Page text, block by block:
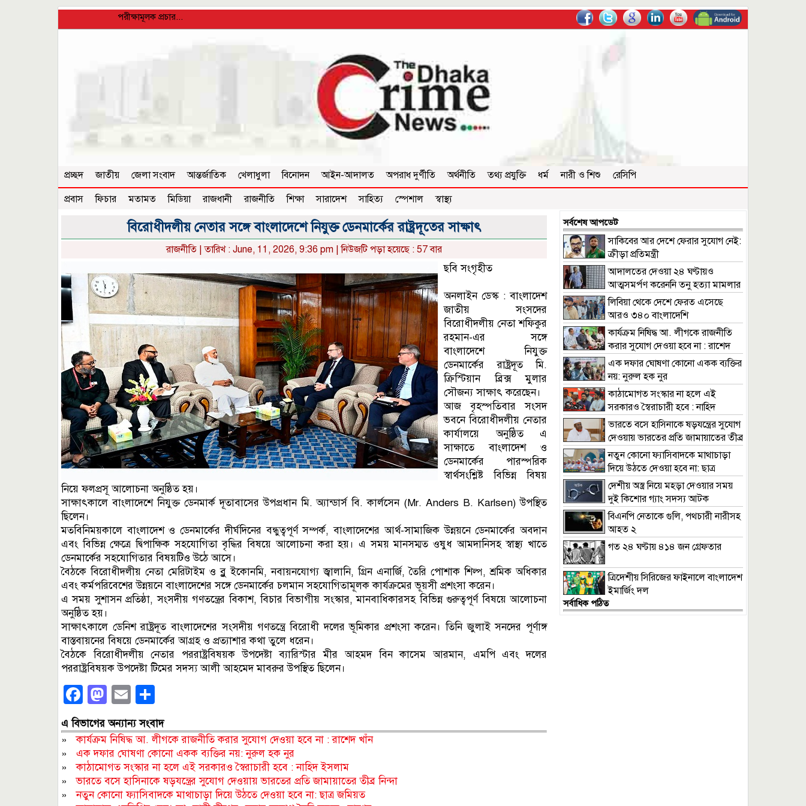
পরীক্ষামূলক প্রচার...
প্রচ্ছদ জাতীয় জেলা সংবাদ আন্তর্জাতিক খেলাধুলা বিনোদন আইন-আদালত অপরাধ দুর্ণীতি অর্থনীতি তথ্য প্রযুক্তি ধর্ম নারী ও শিশু
রেসিপি
প্রবাস
ফিচার মতামত মিডিয়া রাজধানী রাজনীতি শিক্ষা সারাদেশ সাহিত্য স্পেশাল স্বাস্থ্য
বিরোধীদলীয় নেতার সঙ্গে বাংলাদেশে নিযুক্ত ডেনমার্কের রাষ্ট্রদূতের সাক্ষাৎ
রাজনীতি | তারিখ : June, 11, 2026, 9:36 pm | নিউজটি পড়া হয়েছে : 57 বার
ছবি সংগৃহীত
অনলাইন ডেস্ক : বাংলাদেশ
জাতীয় সংসদের
বিরোধীদলীয় নেতা শফিকুর
রহমান-এর সঙ্গে
বাংলাদেশে নিযুক্ত
ডেনমার্কের রাষ্ট্রদূত মি.
ক্রিস্টিয়ান ব্রিক্স মুলার
সৌজন্য সাক্ষাৎ করেছেন।
আজ বৃহস্পতিবার সংসদ
ভবনে বিরোধীদলীয় নেতার
কার্যালয়ে অনুষ্ঠিত এ
সাক্ষাতে বাংলাদেশ ও
ডেনমার্কের পারস্পরিক
স্বার্থসংশ্লিষ্ট বিভিন্ন বিষয়
নিয়ে ফলপ্রসূ আলোচনা অনুষ্ঠিত হয়।
সাক্ষাৎকালে বাংলাদেশে নিযুক্ত ডেনমার্ক দূতাবাসের উপপ্রধান মি. অ্যান্ডার্স বি. কার্লসেন (Mr. Anders B. Karlsen) উপস্থিত
ছিলেন।
মতবিনিময়কালে বাংলাদেশ ও ডেনমার্কের দীর্ঘদিনের বন্ধুত্বপূর্ণ সম্পর্ক, বাংলাদেশের আর্থ-সামাজিক উন্নয়নে ডেনমার্কের অবদান
এবং বিভিন্ন ক্ষেত্রে দ্বিপাক্ষিক সহযোগিতা বৃদ্ধির বিষয়ে আলোচনা করা হয়। এ সময় মানসম্মত ওষুধ আমদানিসহ স্বাস্থ্য খাতে
ডেনমার্কের সহযোগিতার বিষয়টিও উঠে আসে।
বৈঠকে বিরোধীদলীয় নেতা মেরিটাইম ও ব্লু ইকোনমি, নবায়নযোগ্য জ্বালানি, গ্রিন এনার্জি, তৈরি পোশাক শিল্প, শ্রমিক অধিকার
এবং কর্মপরিবেশের উন্নয়নে বাংলাদেশের সঙ্গে ডেনমার্কের চলমান সহযোগিতামূলক কার্যক্রমের ভূয়সী প্রশংসা করেন।
এ সময় সুশাসন প্রতিষ্ঠা, সংসদীয় গণতন্ত্রের বিকাশ, বিচার বিভাগীয় সংস্কার, মানবাধিকারসহ বিভিন্ন গুরুত্বপূর্ণ বিষয়ে আলোচনা
অনুষ্ঠিত হয়।
সাক্ষাৎকালে ডেনিশ রাষ্ট্রদূত বাংলাদেশের সংসদীয় গণতন্ত্রে বিরোধী দলের ভূমিকার প্রশংসা করেন। তিনি জুলাই সনদের পূর্ণাঙ্গ
বাস্তবায়নের বিষয়ে ডেনমার্কের আগ্রহ ও প্রত্যাশার কথা তুলে ধরেন।
বৈঠকে বিরোধীদলীয় নেতার পররাষ্ট্রবিষয়ক উপদেষ্টা ব্যারিস্টার মীর আহমদ বিন কাসেম আরমান, এমপি এবং দলের
পররাষ্ট্রবিষয়ক উপদেষ্টা টিমের সদস্য আলী আহমেদ মাবরুর উপস্থিত ছিলেন।
Facebook
Mastodon
Email
এ বিভাগের অন্যান্য সংবাদ
»কার্যক্রম নিষিদ্ধ আ. লীগকে রাজনীতি করার সুযোগ দেওয়া হবে না : রাশেদ খাঁন
» এক দফার ঘোষণা কোনো একক ব্যক্তির নয়: নুরুল হক নুর
»কাঠামোগত সংস্কার না হলে এই সরকারও স্বৈরাচারী হবে : নাহিদ ইসলাম
»ভারতে বসে হাসিনাকে ষড়যন্ত্রের সুযোগ দেওয়ায় ভারতের প্রতি জামায়াতের তীব্র নিন্দা
»নতুন কোনো ফ্যাসিবাদকে মাথাচাড়া দিয়ে উঠতে দেওয়া হবে না: ছাত্র জমিয়ত
সর্বশেষ আপডেট
সাকিবের আর দেশে ফেরার সুযোগ নেই:
ক্রীড়া প্রতিমন্ত্রী
আদালতের দেওয়া ২৪ ঘণ্টায়ও
আত্মসমর্পণ করেননি তনু হত্যা মামলার
আসামি হাফিজলিবিয়া থেকে দেশে ফেরত এসেছে
আরও ৩৪০ বাংলাদেশি
কার্যক্রম নিষিদ্ধ আ. লীগকে রাজনীতি
করার সুযোগ দেওয়া হবে না : রাশেদ
খাঁন
এক দফার ঘোষণা কোনো একক ব্যক্তির
নয়: নুরুল হক নুর
কাঠামোগত সংস্কার না হলে এই
সরকারও স্বৈরাচারী হবে : নাহিদ
ইসলাম
ভারতে বসে হাসিনাকে ষড়যন্ত্রের সুযোগ
দেওয়ায় ভারতের প্রতি জামায়াতের তীব্র
নিন্দা
নতুন কোনো ফ্যাসিবাদকে মাথাচাড়া
দিয়ে উঠতে দেওয়া হবে না: ছাত্র
জমিয়ত
দেশীয় অস্ত্র নিয়ে মহড়া দেওয়ার সময়
দুই কিশোর গ্যাং সদস্য আটক
বিএনপি নেতাকে গুলি, পথচারী নারীসহ
আহত ২
গত ২৪ ঘণ্টায় ৪১৪ জন গ্রেফতার
ত্রিদেশীয় সিরিজের ফাইনালে বাংলাদেশ
ইমার্জিং দল
সর্বাধিক পঠিত